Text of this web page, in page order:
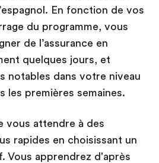
En fonction de vos
du programme, vous
de l’assurance en
quelques jours, et
notables dans votre niveau
les premières semaines.
vous attendre à des
rapides en choisissant un
Vous apprendrez d'après